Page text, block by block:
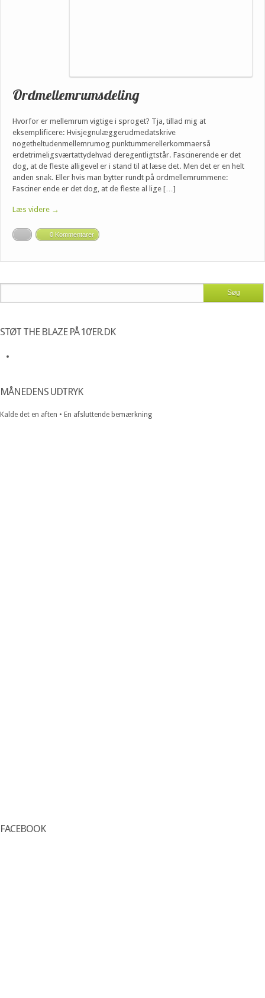
Ordmellemrumsdeling
Hvorfor er mellemrum vigtige i sproget? Tja, tillad mig at
eksemplificere: Hvisjegnulæggerudmedatskrive
nogetheltudenmellemrumog punktummerellerkommaerså
erdetrimeligsværtattydehvad deregentligtstår. Fascinerende er det
dog, at de fleste alligevel er i stand til at læse det. Men det er en helt
anden snak. Eller hvis man bytter rundt på ordmellemrummene:
Fasciner ende er det dog, at de fleste al lige […]
Læs videre →
0 Kommentarer
STØT THE BLAZE PÅ 10’ER.DK
MÅNEDENS UDTRYK
Kalde det en aften • En afsluttende bemærkning
FACEBOOK